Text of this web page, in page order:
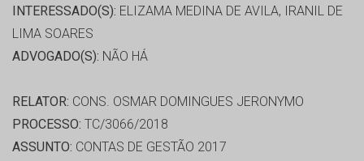
INTERESSADO(S): ELIZAMA MEDINA DE AVILA, IRANIL DE
LIMA SOARES
ADVOGADO(S): NÃO HÁ
RELATOR: CONS. OSMAR DOMINGUES JERONYMO
PROCESSO: TC/3066/2018
ASSUNTO: CONTAS DE GESTÃO 2017